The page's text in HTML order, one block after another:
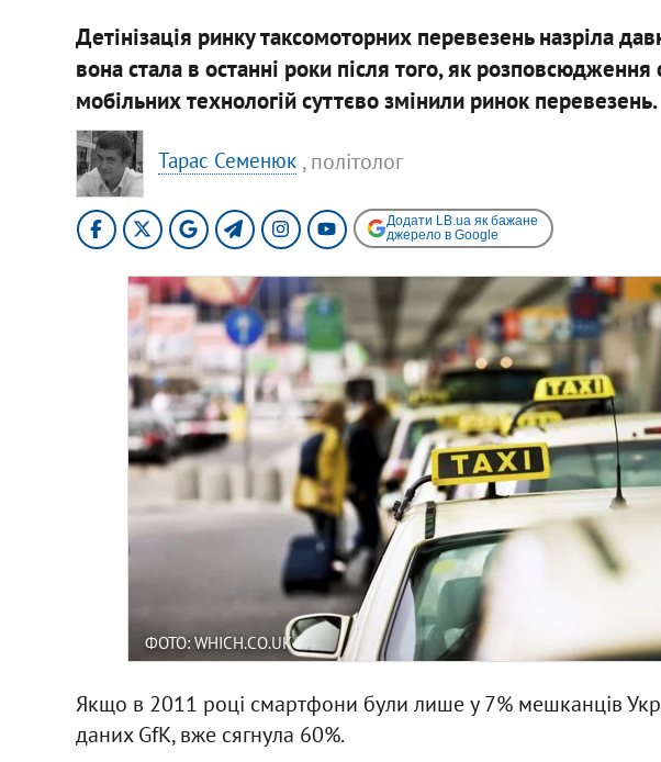
Детінізація ринку таксомоторних перевезень назріла
вона стала в останні роки після того, як розповсюдження
мобільних технологій суттєво змінили ринок перевезень.
Тарас Семенюк , політолог
Додати LB.ua як бажане
джерело в Google
ФОТО: WHICH.CO.UK
Якщо в 2011 році смартфони були лише у 7% мешканців
даних GfK, вже сягнула 60%.